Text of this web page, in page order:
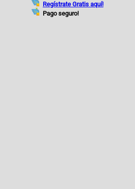
Regístrate Gratis aquí!
Pago seguro!